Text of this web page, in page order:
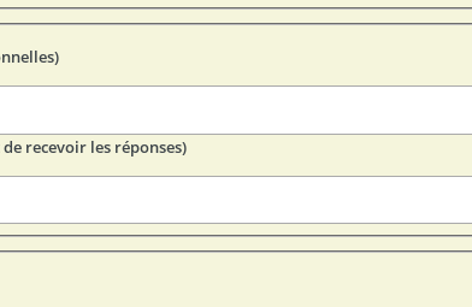
recevoir les réponses)